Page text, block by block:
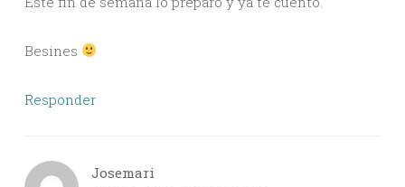
Besines
Responder
Josemari